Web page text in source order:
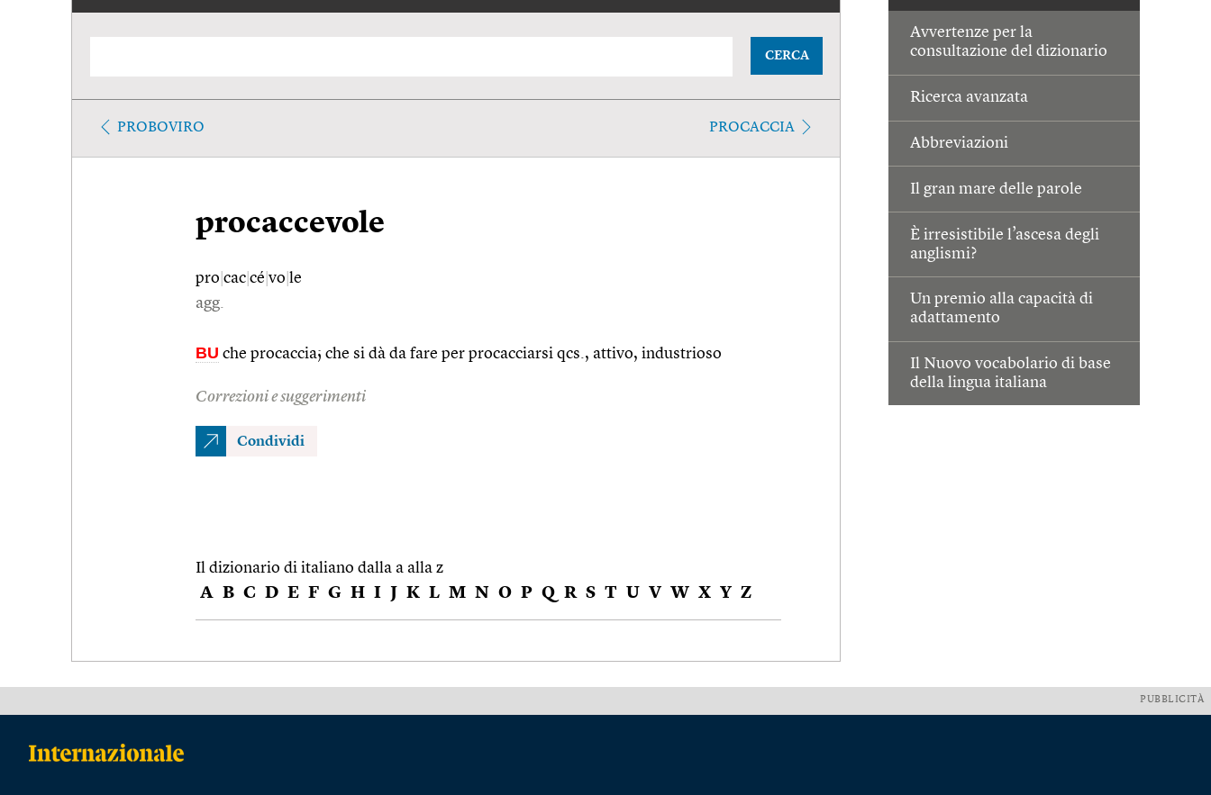
Avvertenze per la
consultazione del dizionario
Ricerca avanzata
Abbreviazioni
Il gran mare delle parole
È irresistibile l’ascesa degli
anglismi?
Un premio alla capacità di
adattamento
Il Nuovo vocabolario di base
della lingua italiana
CERCA
PROBOVIRO PROCACCIA
procaccevole
pro cac cé vo le
agg.
BU che procaccia; che si dà da fare per procacciarsi qcs., attivo, industrioso
Correzioni e suggerimenti
Condividi
Il dizionario di italiano dalla a alla z
A B C D E F G H I J K L M N O P Q R S T U V W X Y Z
PUBBLICITÀ